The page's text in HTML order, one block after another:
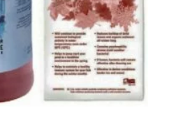
sur
la
page
du
produit